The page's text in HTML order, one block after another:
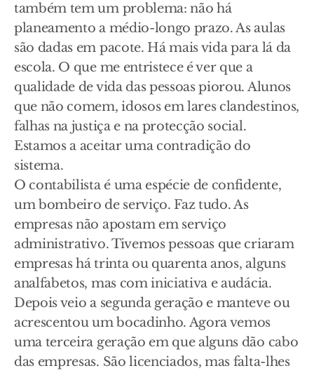
também tem um problema: não há
planeamento a médio-longo prazo. As aulas
são dadas em pacote. Há mais vida para lá da
escola. O que me entristece é ver que a
qualidade de vida das pessoas piorou. Alunos
que não comem, idosos em lares clandestinos,
falhas na justiça e na protecção social.
Estamos a aceitar uma contradição do
sistema.
O contabilista é uma espécie de confidente,
um bombeiro de serviço. Faz tudo. As
empresas não apostam em serviço
administrativo. Tivemos pessoas que criaram
empresas há trinta ou quarenta anos, alguns
analfabetos, mas com iniciativa e audácia.
Depois veio a segunda geração e manteve ou
acrescentou um bocadinho. Agora vemos
uma terceira geração em que alguns dão cabo
das empresas. São licenciados, mas falta-lhes